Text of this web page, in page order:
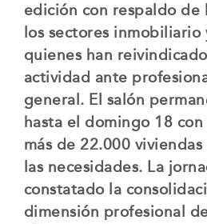
edición con respaldo de
los sectores inmobiliario
quienes han
actividad ante
general. El salón
hasta el domingo 18
más de 22.000
las necesidades. La
constatado la
dimensión profesional